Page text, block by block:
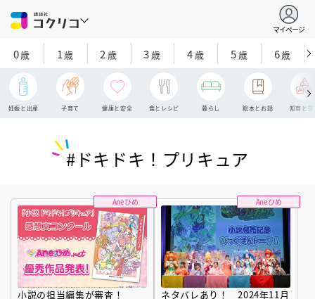
マイページ
0歳 1歳 2 歳 3歳 4歳 5歳 6歳
妊娠と出産 子育て 健康と安全 食とレシピ 暮らし 絵本とお話 知育と探
#ドキドキ！プリキュア
Aneひめ
小説の担当編集が審査！
Aneひめ
ネタバレあり！ 2024年11月